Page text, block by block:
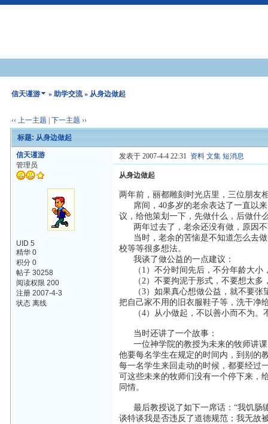
信天谨游 »助学交流» 从身边做起
‹‹ 上一主题 |下一主题 ››
标题: 从身边做起
信天谨游
管理员
UID 5
精华 0
积分 0
帖子 30258
阅读权限 200
注册 2007-4-3
状态 离线
发表于 2007-4-4 22:31 资料 文集 短消息
从身边做起
两年前，丽都雕刻时光店里，三位朋友
席间，40多岁的老余表达了一直以来
议，给他策划一下，先做什么，后做什
两年过去了，老余还没有做，原因不
当时，老余的苦恼是不知道怎么去做
校等等很多想法。
我谈了做公益的一点建议：
（1）不分时间先后，不分年龄大小
（2）不要拘泥于形式，不要想太多
（3）如果真心想做公益，就不要张
把自己家不用的旧衣服鞋子等，洗干净
（4）从小做起，不以善小而不为。
当时还讲了一个故事：
一位神学院的教授为未来的牧师讲课
他要每名学生在规定的时间内，到别的
每一名学生来回走动的时候，都要经过
可这些未来的牧师们没有一个停下来，
同情。
最后教授说了如下一席话：“我饥肠
谈特谈我是否违反了道德规范；我无故